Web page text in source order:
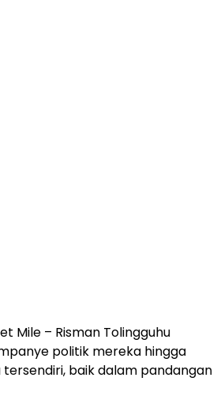
Mile – Risman Tolingguhu
politik mereka hingga
baik dalam pandangan